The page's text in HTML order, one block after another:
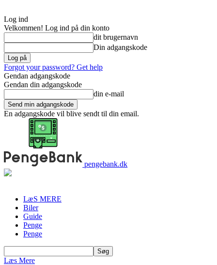
Log ind
Velkommen! Log ind på din konto
dit brugernavn
Din adgangskode
Forgot your password? Get help
Gendan adgangskode
Gendan din adgangskode
din e-mail
En adgangskode vil blive sendt til din email.
pengebank.dk
LæS MERE
Biler
Guide
Penge
Penge
Læs Mere